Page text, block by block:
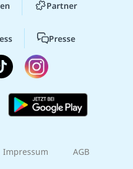
Partner
Presse
Impressum AGB